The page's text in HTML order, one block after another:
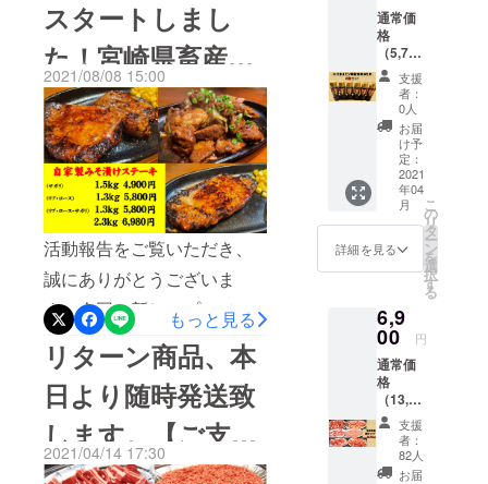
けると幸いです。お届けす
る際は全て真空パックにて
冷凍でお届け致します。製
造から冷凍で180日賞味期限
がございますので、余裕を
持ってお楽しみ頂けると思
います。応援、何卒宜しく
お願い致します。
事態宣言がかかる中、弊社
が所在している宮崎県で
も、まん延防止等重点措置
が適用され、店舗の休業が
続いています。飲食店やそ
こに携わってくださってい
る皆様は、本当に今年の夏
が踏ん張り時だと思ってい
ます。弊社も休業で売上が
たたない中、協力金支給ま
での運転資金を何とか工面
しなければと思っていま
す。厚かましいお願いでは
ございますが、従業員を守
るため、応援頂けると幸い
スタートしまし
た！宮崎県畜産農
家を応援宜しくお
願い致します！
2021/08/08 15:00
活動報告をご覧いただき、
誠にありがとうございま
す。今回、新しいプロジェ
クトをスタート致しました
ので、ご案内いたします。
お時間がありましたら、是
非ご覧くださいませ。前回
のプロジェクトでは、ご支
もっと見る
リターン商品、本
日より随時発送致
します。【ご支援
者様、ご確認お願
2021/04/14 17:30
通常価
格
（5,700
円）よ
り
36％OF
F ・サ
ンクス
レター
・〇八
ホルモ
ン特製
焼肉の
たれ
（410
ｇ）6本
支援
者：
0人
お届
け予
定：
2021
年04
月
詳細を見る
こ
の
リ
タ
ー
ン
を
選
択
す
る
6,9
00 円
通常価
格
（13,80
0円）よ
り
50％OF
F ・サ
支援
者：
82人
お届